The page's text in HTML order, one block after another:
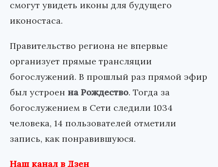
смогут увидеть иконы для будущего
иконостаса.
Правительство региона не впервые
организует прямые трансляции
богослужений. В прошлый раз прямой эфир
был устроен на Рождество. Тогда за
богослужением в Сети следили 1034
человека, 14 пользователей отметили
запись, как понравившуюся.
Наш канал в Дзен